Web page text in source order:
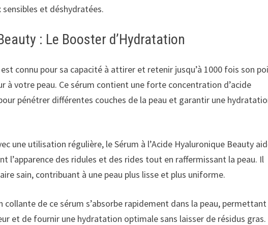
et déshydratées.
: Le Booster d’Hydratation
est connu pour sa capacité à attirer et retenir jusqu’à 1000 fois son
à votre peau. Ce sérum contient une forte concentration d’acide
pénétrer différentes couches de la peau et garantir une
une utilisation régulière, le Sérum à l’Acide Hyaluronique Beauty
l’apparence des ridules et des rides tout en raffermissant la peau. Il
sain, contribuant à une peau plus lisse et plus uniforme.
collante de ce sérum s’absorbe rapidement dans la peau, permettant
et de fournir une hydratation optimale sans laisser de résidus gras.